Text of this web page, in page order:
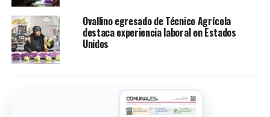
Ovallino egresado de Técnico Agrícola
destaca experiencia laboral en Estados
Unidos